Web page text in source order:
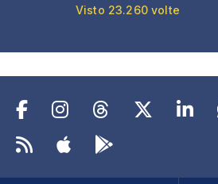
Visto 23.260 volte